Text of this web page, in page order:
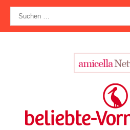
Zum
Inhalt
springen
nach: